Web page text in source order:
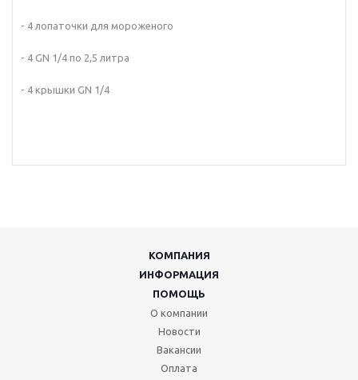
- 4 лопаточки для мороженого
- 4 GN 1/4 по 2,5 литра
- 4 крышки GN 1/4
КОМПАНИЯ
ИНФОРМАЦИЯ
ПОМОЩЬ
О компании
Новости
Вакансии
Оплата